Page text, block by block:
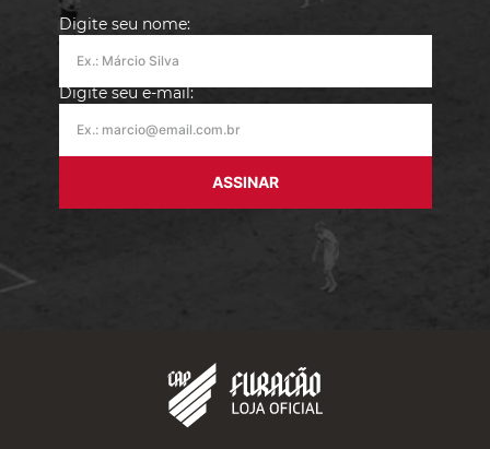
Digite seu nome:
Digite seu e-mail:
ASSINAR